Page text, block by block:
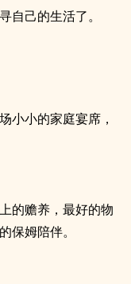
自己的生活了。
小小的家庭宴席，
的赡养，最好的物
保姆陪伴。